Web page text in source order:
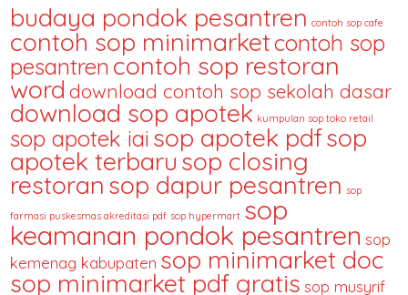
budaya pondok pesantren contoh sop cafe
contoh sop minimarketcontoh sop
pesantren contoh sop restoran
word download contoh sop sekolah dasar
download sop apotek kumpulan sop toko retail
sop apotek iai sop apotek pdfsop
apotek terbarusop closing
restoran sop dapur pesantren sop
farmasi puskesmas akreditasi pdf sop hypermart sop
keamanan pondok pesantren sop
kemenag kabupaten sop minimarket doc
sop minimarket pdf gratis sop musyrif